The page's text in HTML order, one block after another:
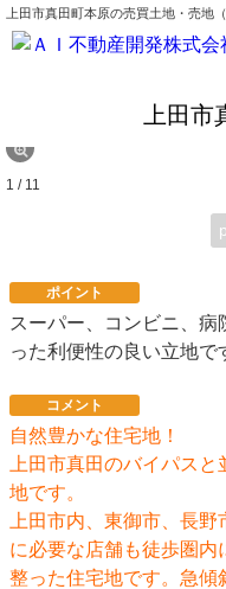
上田市真田町本原の売買土地・売地
上田
1 / 11
ポイント
スーパー、コンビニ、
った利便性の良い立地で
コメント
自然豊かな住宅地！
上田市真田のバイパス
地です。
上田市内、東御市、長
に必要な店舗も徒歩圏内
整った住宅地です。急傾